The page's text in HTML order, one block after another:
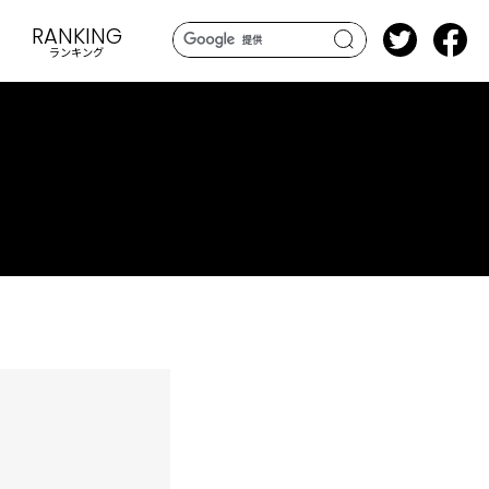
search
RANKING
ランキング